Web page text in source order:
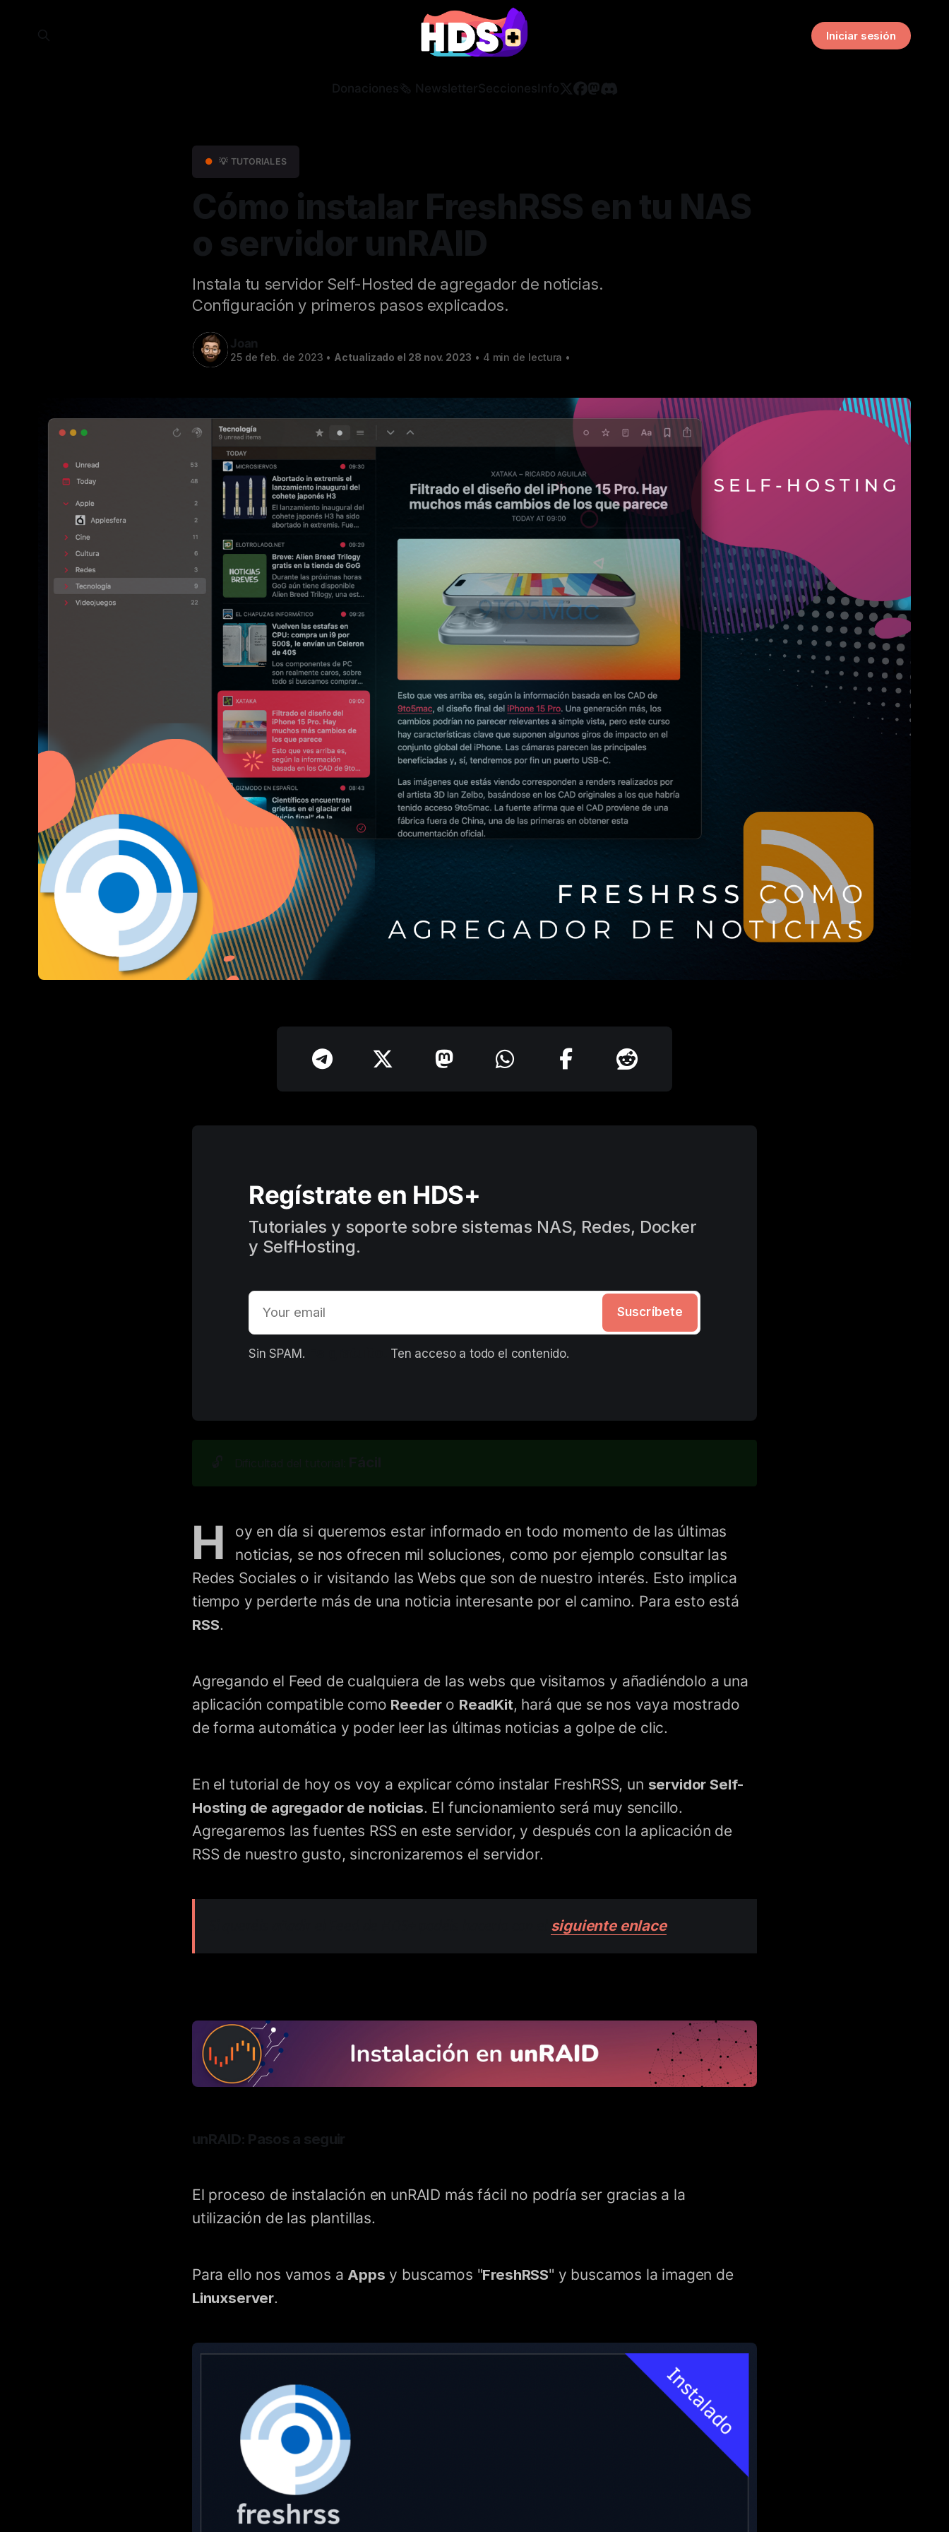
Donaciones🗞️ NewsletterSecciones Info
Iniciar sesión
● 💡 TUTORIALES
Cómo instalar FreshRSS en tu NAS
o servidor unRAID
Instala tu servidor Self-Hosted de agregador de noticias.
Configuración y primeros pasos explicados.
Joan
25 de feb. de 2023 • Actualizado el 28 nov. 2023 • 4 min de lectura •
Regístrate en HDS+
Tutoriales y soporte sobre sistemas NAS, Redes, Docker
y SelfHosting.
Suscríbete
Sin SPAM. Ten acceso a todo el contenido.
H
oy en día si queremos estar informado en todo momento de las últimas
noticias, se nos ofrecen mil soluciones, como por ejemplo consultar las
Redes Sociales o ir visitando las Webs que son de nuestro interés. Esto implica
tiempo y perderte más de una noticia interesante por el camino. Para esto está
RSS.
Agregando el Feed de cualquiera de las webs que visitamos y añadiéndolo a una
aplicación compatible como Reedero ReadKit, hará que se nos vaya mostrado
de forma automática y poder leer las últimas noticias a golpe de clic.
En el tutorial de hoy os voy a explicar cómo instalar FreshRSS, un servidor Self-
Hosting de agregador de noticias. El funcionamiento será muy sencillo.
Agregaremos las fuentes RSS en este servidor, y después con la aplicación de
RSS de nuestro gusto, sincronizaremos el servidor.
siguiente enlace.
unRAID: Pasos a seguir
El proceso de instalación en unRAID más fácil no podría ser gracias a la
utilización de las plantillas.
Para ello nos vamos a Apps y buscamos "FreshRSS" y buscamos la imagen de
Linuxserver.